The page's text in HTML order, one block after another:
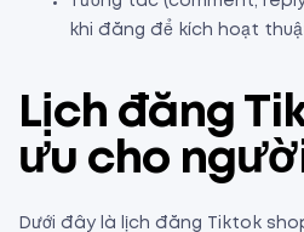
khi đăng để kích hoạt
Lịch đăng
ưu cho
Dưới đây là lịch đăng Tiktok